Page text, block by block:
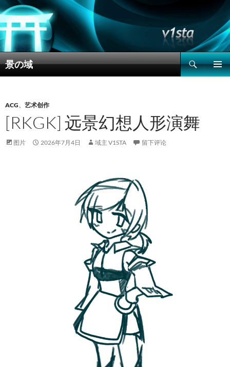
景の域
搜
索
文
ACG、 艺术创作
[RKGK] 远景幻想人形演舞
图片 2026年7月4日 域主 V1STA 留下评论